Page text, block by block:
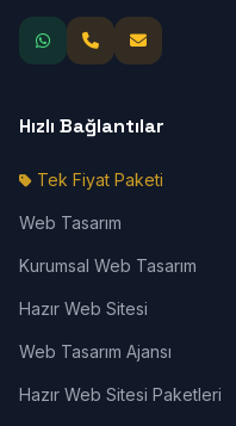
Hızlı Bağlantılar
Tek Fiyat Paketi
Web Tasarım
Kurumsal Web Tasarım
Hazır Web Sitesi
Web Tasarım Ajansı
Hazır Web Sitesi Paketleri